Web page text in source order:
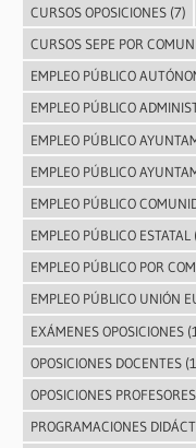
CURSOS OPOSICIONES(7)
CURSOS SEPE POR
EMPLEO PÚBLICO
EMPLEO PÚBLICO
EMPLEO PÚBLICO
EMPLEO PÚBLICO
EMPLEO PÚBLICO
EMPLEO PÚBLICO ESTATAL
EMPLEO PÚBLICO POR
EMPLEO PÚBLICO UNIÓN
EXÁMENES OPOSICIONES
OPOSICIONES DOCENTES
OPOSICIONES
PROGRAMACIONES